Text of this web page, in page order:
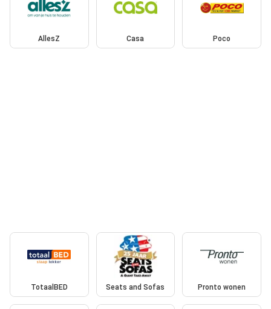
AllesZ Casa Poco
TotaalBED Seats and Sofas Pronto wonen